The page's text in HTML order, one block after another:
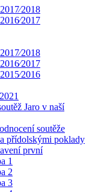
Jaro v naší
soutěže
přídolskými poklady
první
1
2
3